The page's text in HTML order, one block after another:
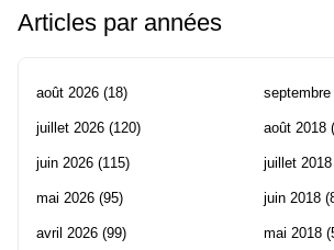
Articles par années
août 2026 (18)
juillet 2026 (120)
juin 2026 (115)
mai 2026 (95)
avril 2026 (99)
septembre
août 2018
juillet 2018
juin 2018
mai 2018